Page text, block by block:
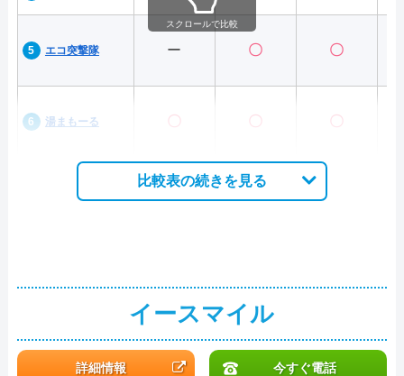
エコ突撃隊 ー 〇 〇
湯まもーる 〇 〇 〇
スクロールで比較
比較表の続きを見る
イースマイル
詳細情報 今すぐ電話